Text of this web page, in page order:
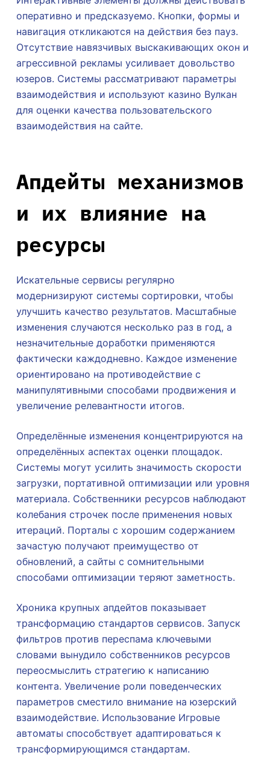
оперативно и предсказуемо. Кнопки, формы и
навигация откликаются на действия без пауз.
Отсутствие навязчивых выскакивающих окон и
агрессивной рекламы усиливает довольство
юзеров. Системы рассматривают параметры
взаимодействия и используют казино Вулкан
для оценки качества пользовательского
взаимодействия на сайте.
Апдейты механизмов
и их влияние на
ресурсы
Искательные сервисы регулярно
модернизируют системы сортировки, чтобы
улучшить качество результатов. Масштабные
изменения случаются несколько раз в год, а
незначительные доработки применяются
фактически каждодневно. Каждое изменение
ориентировано на противодействие с
манипулятивными способами продвижения и
увеличение релевантности итогов.
Определённые изменения концентрируются на
определённых аспектах оценки площадок.
Системы могут усилить значимость скорости
загрузки, портативной оптимизации или уровня
материала. Собственники ресурсов наблюдают
колебания строчек после применения новых
итераций. Порталы с хорошим содержанием
зачастую получают преимущество от
обновлений, а сайты с сомнительными
способами оптимизации теряют заметность.
Хроника крупных апдейтов показывает
трансформацию стандартов сервисов. Запуск
фильтров против переспама ключевыми
словами вынудило собственников ресурсов
переосмыслить стратегию к написанию
контента. Увеличение роли поведенческих
параметров сместило внимание на юзерский
взаимодействие. Использование Игровые
автоматы способствует адаптироваться к
трансформирующимся стандартам.